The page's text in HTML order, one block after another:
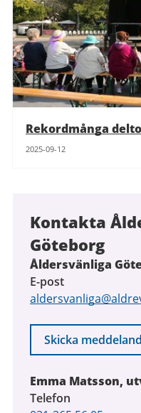
Rekordmånga
2025-09-12
Kontakta
Göteborg
Åldersvänliga
E-post
Skicka
Emma Matsson,
Telefon